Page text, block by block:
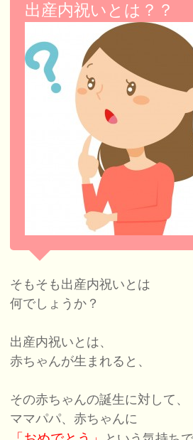
出産内祝いとは？？
そもそも出産内祝いとは
何でしょうか？
出産内祝いとは、
赤ちゃんが生まれると、
その赤ちゃんの誕生に対して、
ママパパ、赤ちゃんに